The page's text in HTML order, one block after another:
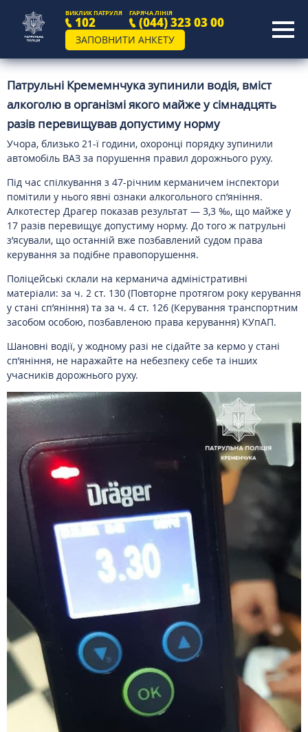
ВИКЛИК ПАТРУЛЯ
102
ГАРЯЧА ЛІНІЯ
(044) 323 03 00
ЗАПОВНИТИ АНКЕТУ
Патрульні Кремемнчука зупинили водія, вміст
алкоголю в організмі якого майже у сімнадцять
разів перевищував допустиму норму
Учора, близько 21-ї години, охоронці порядку зупинили
автомобіль ВАЗ за порушення правил дорожнього руху.
Під час спілкування з 47-річним керманичем інспектори
помітили у нього явні ознаки алкогольного сп’яніння.
Алкотестер Драгер показав результат — 3,3 ‰, що майже у
17 разів перевищує допустиму норму. До того ж патрульні
з’ясували, що останній вже позбавлений судом права
керування за подібне правопорушення.
Поліцейські склали на керманича адміністративні
матеріали: за ч. 2 ст. 130 (Повторне протягом року керування
у стані сп’яніння) та за ч. 4 ст. 126 (Керування транспортним
засобом особою, позбавленою права керування) КУпАП.
Шановні водії, у жодному разі не сідайте за кермо у стані
сп’яніння, не наражайте на небезпеку себе та інших
учасників дорожнього руху.